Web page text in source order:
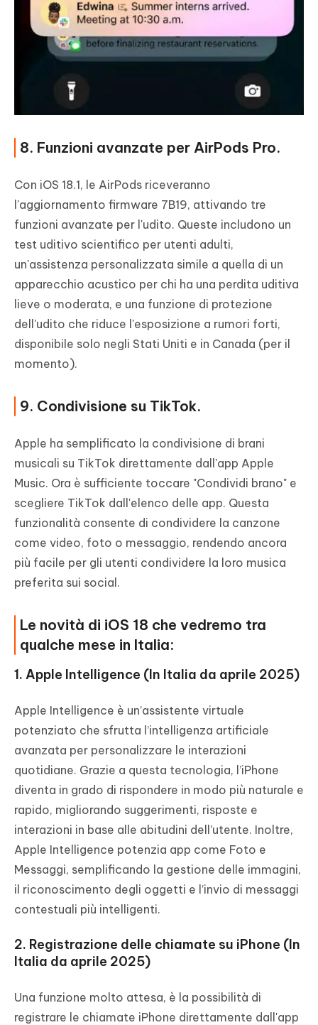
8. Funzioni avanzate per AirPods Pro.
Con iOS 18.1, le AirPods riceveranno
l'aggiornamento firmware 7B19, attivando tre
funzioni avanzate per l'udito. Queste includono un
test uditivo scientifico per utenti adulti,
un'assistenza personalizzata simile a quella di un
apparecchio acustico per chi ha una perdita uditiva
lieve o moderata, e una funzione di protezione
dell'udito che riduce l'esposizione a rumori forti,
disponibile solo negli Stati Uniti e in Canada (per il
momento).
9. Condivisione su TikTok.
Apple ha semplificato la condivisione di brani
musicali su TikTok direttamente dall'app Apple
Music. Ora è sufficiente toccare "Condividi brano" e
scegliere TikTok dall'elenco delle app. Questa
funzionalità consente di condividere la canzone
come video, foto o messaggio, rendendo ancora
più facile per gli utenti condividere la loro musica
preferita sui social.
Le novità di iOS 18 che vedremo tra
qualche mese in Italia:
1. Apple Intelligence (In Italia da aprile 2025)
Apple Intelligence è un’assistente virtuale
potenziato che sfrutta l’intelligenza artificiale
avanzata per personalizzare le interazioni
quotidiane. Grazie a questa tecnologia, l’iPhone
diventa in grado di rispondere in modo più naturale e
rapido, migliorando suggerimenti, risposte e
interazioni in base alle abitudini dell’utente. Inoltre,
Apple Intelligence potenzia app come Foto e
Messaggi, semplificando la gestione delle immagini,
il riconoscimento degli oggetti e l’invio di messaggi
contestuali più intelligenti.
2. Registrazione delle chiamate su iPhone (In
Italia da aprile 2025)
Una funzione molto attesa, è la possibilità di
registrare le chiamate iPhone direttamente dall'app